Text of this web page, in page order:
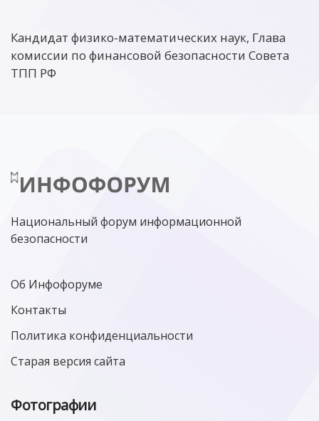
Кандидат физико-математических наук, Глава
комиссии по финансовой безопасности Совета
ТПП РФ
Национальный форум информационной
безопасности
Об Инфофоруме
Контакты
Политика конфиденциальности
Старая версия сайта
Фотографии